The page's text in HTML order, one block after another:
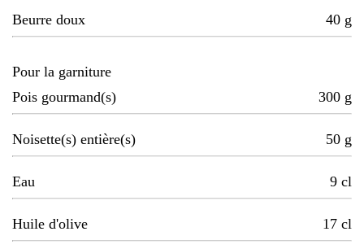
Beurre doux 40 g
Pour la garniture
Pois gourmand(s)
300 g
Noisette(s) entière(s) 50 g
Eau 9 cl
Huile d'olive 17 cl